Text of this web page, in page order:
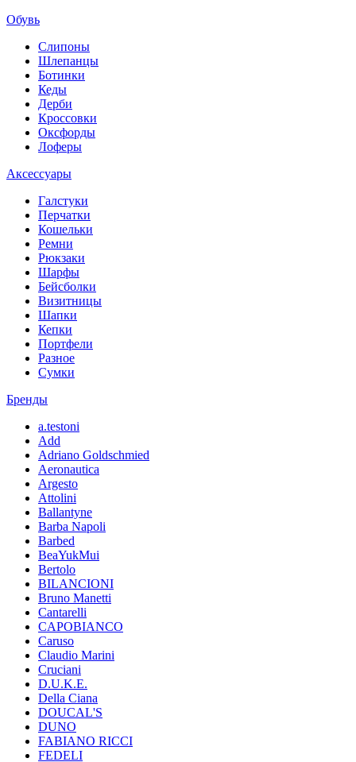
Обувь
Слипоны
Шлепанцы
Ботинки
Кеды
Дерби
Кроссовки
Оксфорды
Лоферы
Аксессуары
Галстуки
Перчатки
Кошельки
Ремни
Рюкзаки
Шарфы
Бейсболки
Визитницы
Шапки
Кепки
Портфели
Разное
Сумки
Бренды
a.testoni
Add
Adriano Goldschmied
Aeronautica
Argesto
Attolini
Ballantyne
Barba Napoli
Barbed
BeaYukMui
Bertolo
BILANCIONI
Bruno Manetti
Cantarelli
CAPOBIANCO
Caruso
Claudio Marini
Cruciani
D.U.K.E.
Della Ciana
DOUCAL'S
DUNO
FABIANO RICCI
FEDELI